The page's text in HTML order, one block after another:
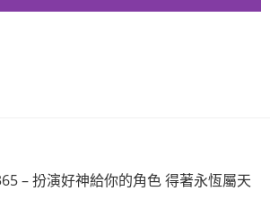
– 扮演好神給你的角色 得著永恆屬天